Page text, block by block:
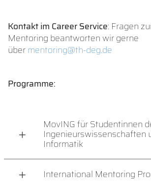
Kontakt im Career Service: Fragen
Mentoring beantworten wir gerne
übermentoring@th-deg.de
Programme:
MovING für Studentinnen
Ingenieurswissenschaften
Informatik
International Mentoring